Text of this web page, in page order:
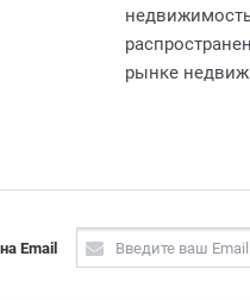
рынке
Email